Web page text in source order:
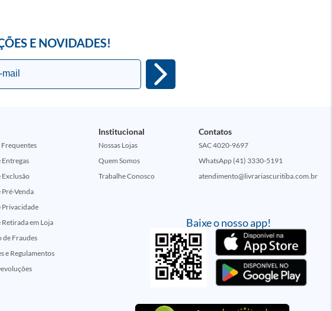
E NOVIDADES!
Baixe o nosso app!
Frequentes
Entregas
Exclusão
Venda
Privacidade
Retirada em Loja
de Fraudes
e Regulamentos
Institucional
Nossas Lojas
Quem Somos
Trabalhe Conosco
Contatos
SAC 4020-9697
WhatsApp (41) 3330-5191
atendimento@livrariascuritiba.com.br